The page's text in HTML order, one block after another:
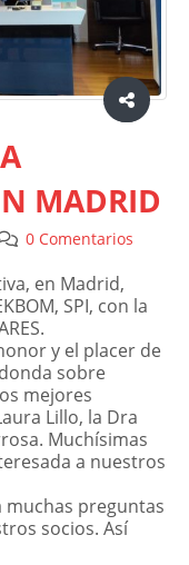
MADRID
0 Comentarios
en Madrid,
SPI, con la
y el placer de
sobre
mejores
Lillo, la Dra
Muchísimas
a nuestros
muchas preguntas
socios. Así